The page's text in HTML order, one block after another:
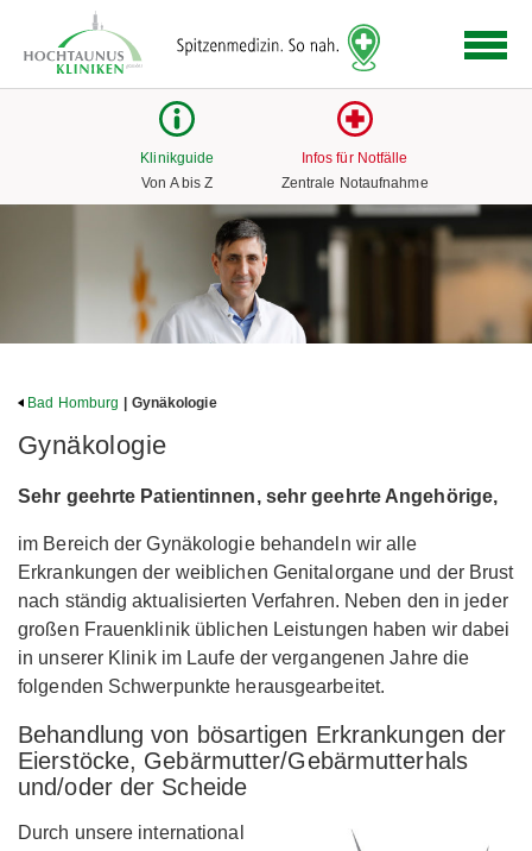
Link
zur
Startseite
Klinikguide
Von A bis Z
Infos für Notfälle
Zentrale Notaufnahme
Bad Homburg | Gynäkologie
Gynäkologie
Sehr geehrte Patientinnen, sehr geehrte Angehörige,
im Bereich der Gynäkologie behandeln wir alle
Erkrankungen der weiblichen Genitalorgane und der Brust
nach ständig aktualisierten Verfahren. Neben den in jeder
großen Frauenklinik üblichen Leistungen haben wir dabei
in unserer Klinik im Laufe der vergangenen Jahre die
folgenden Schwerpunkte herausgearbeitet.
Behandlung von bösartigen Erkrankungen der
Eierstöcke, Gebärmutter/Gebärmutterhals
und/oder der Scheide
Durch unsere international